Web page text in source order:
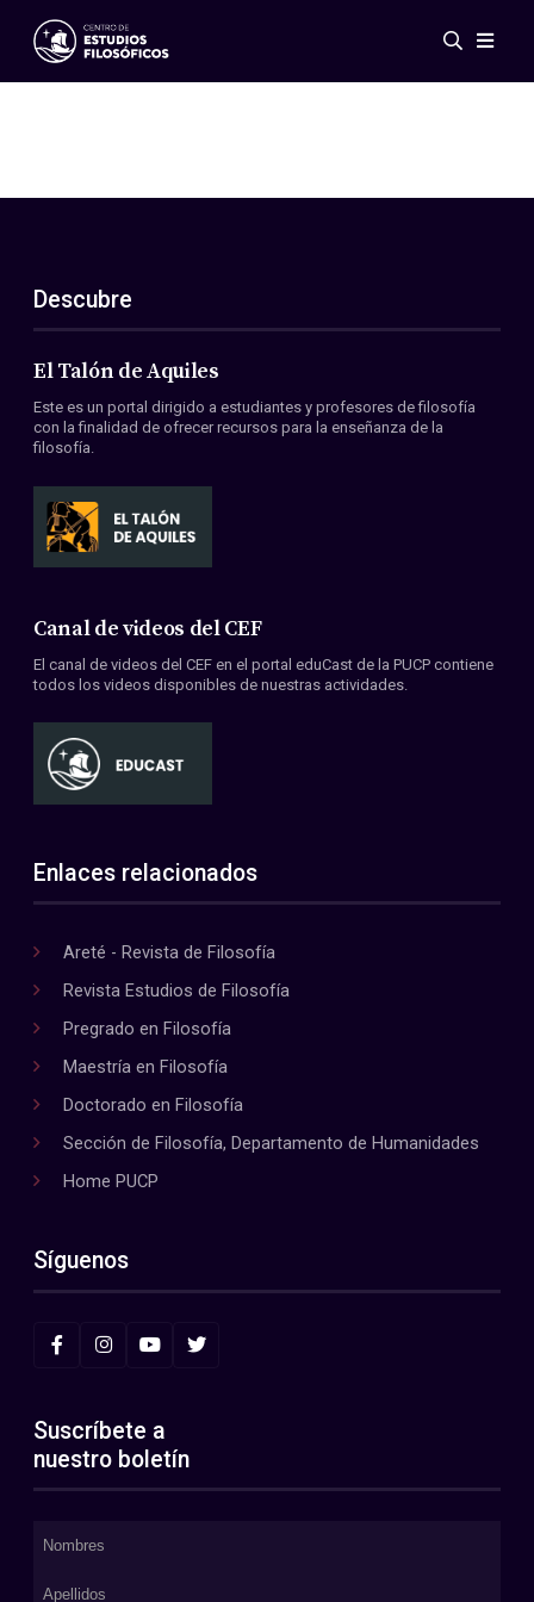
Eventos
ES
EN
Acerca de nosotros
Miembros
Convenios
Descubre
El Talón de Aquiles
Este es un portal dirigido a estudiantes y profesores de filosofía
con la finalidad de ofrecer recursos para la enseñanza de la
filosofía.
Canal de videos del CEF
El canal de videos del CEF en el portal eduCast de la PUCP contiene
todos los videos disponibles de nuestras actividades.
Enlaces relacionados
Areté - Revista de Filosofía
Revista Estudios de Filosofía
Pregrado en Filosofía
Maestría en Filosofía
Doctorado en Filosofía
Sección de Filosofía, Departamento de Humanidades
Home PUCP
Síguenos
Suscríbete a
nuestro boletín